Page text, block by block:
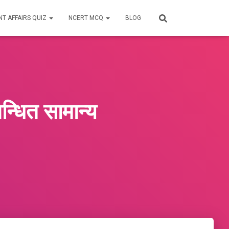
AFFAIRS QUIZ NCERT MCQ BLOG
सामान्य